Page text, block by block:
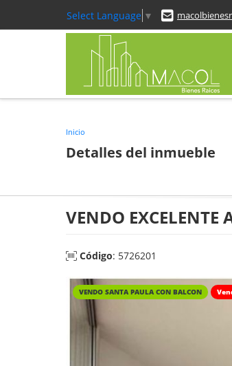
Select Language ▼
Inicio
Detalles del inmueble
VENDO
Código: 5726201
VENDO SANTA PAULA CON BALCON